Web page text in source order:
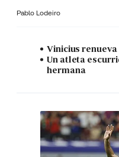
Pablo Lodeiro
Vinicius
Un atleta
hermana